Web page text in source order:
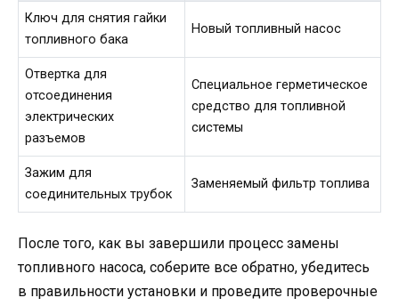
Ключ для снятия гайки
топливного бака
Новый топливный насос
Отвертка для
отсоединения
электрических
разъемов
Специальное герметическое
средство для топливной
системы
Зажим для
соединительных трубок
Заменяемый фильтр топлива
После того, как вы завершили процесс замены
топливного насоса, соберите все обратно, убедитесь
в правильности установки и проведите проверочные